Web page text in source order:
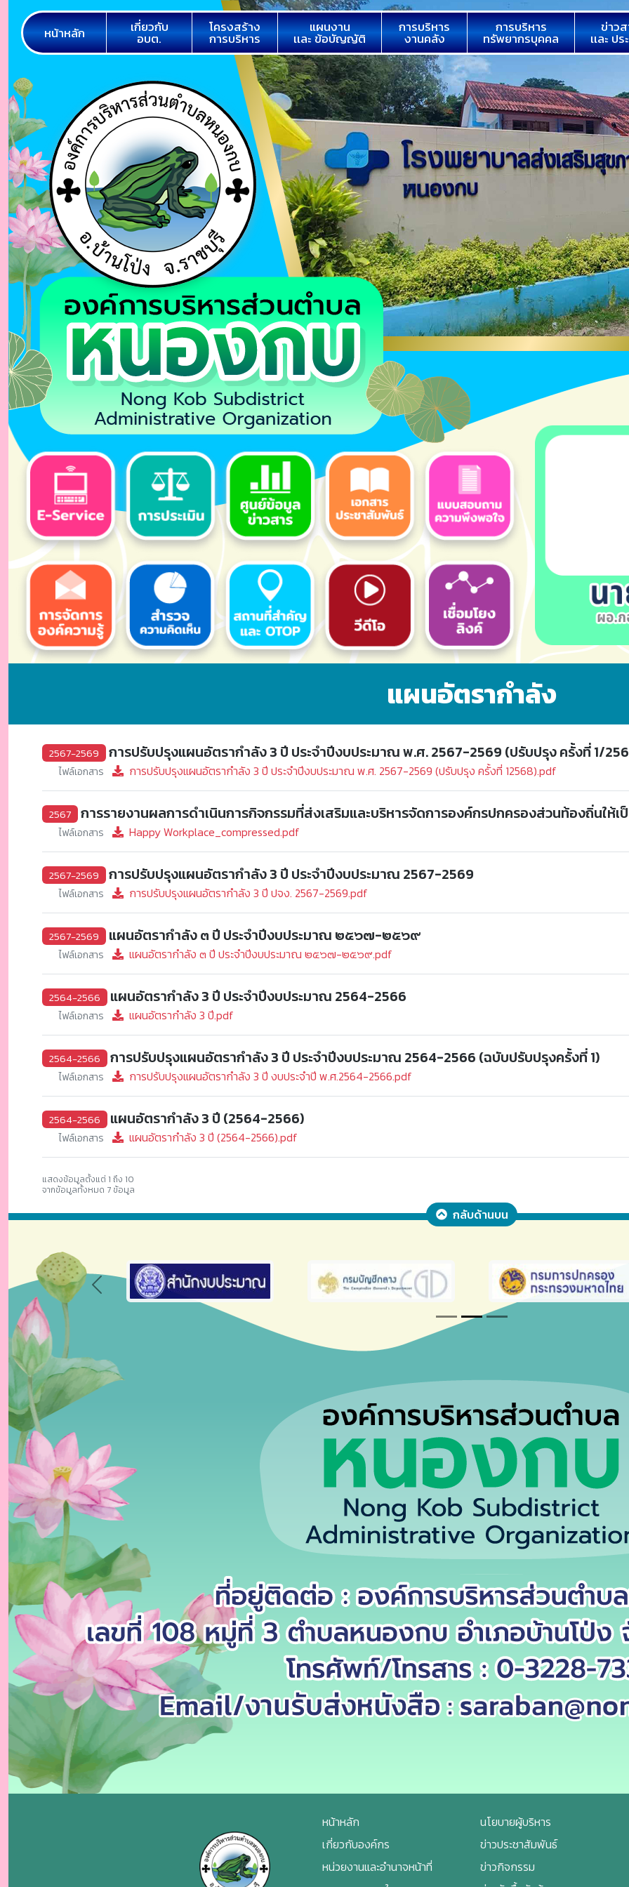
หน้าหลัก เกี่ยวกับ
อบต.
โครงสร้าง
การบริหาร
แผนงาน
เเละ ข้อบัญญัติ
การบริหาร
งานคลัง
การบริหาร
ทรัพยากรบุคคล
ข่าว
เเละ ป
แผนอัตรากำลัง
2567-2569 การปรับปรุงแผนอัตรากำลัง 3 ปี ประจำปีงบประมาณ พ.ศ. 2567-2569 (ปรับปรุง ครั้งที่ 1/
ไฟล์เอกสาร การปรับปรุงแผนอัตรากำลัง 3 ปี ประจำปีงบประมาณ พ.ศ. 2567-2569 (ปรับปรุง ครั้งที่ 12568).pdf
2567 การรายงานผลการดำเนินการกิจกรรมที่ส่งเสริมและบริหารจัดการองค์กรปกครองส่วนท้องถิ่นให้
ไฟล์เอกสาร Happy Workplace_compressed.pdf
2567-2569 การปรับปรุงแผนอัตรากำลัง 3 ปี ประจำปีงบประมาณ 2567-2569
ไฟล์เอกสาร การปรับปรุงแผนอัตรากำลัง 3 ปี ปจง. 2567-2569.pdf
2567-2569 แผนอัตรากำลัง ๓ ปี ประจำปีงบประมาณ ๒๕๖๗-๒๕๖๙
ไฟล์เอกสาร แผนอัตรากำลัง ๓ ปี ประจำปีงบประมาณ ๒๕๖๗-๒๕๖๙.pdf
2564-2566 แผนอัตรากำลัง 3 ปี ประจำปีงบประมาณ 2564-2566
ไฟล์เอกสาร แผนอัตรากำลัง 3 ปี.pdf
2564-2566 การปรับปรุงแผนอัตรากำลัง 3 ปี ประจำปีงบประมาณ 2564-2566 (ฉบับปรับปรุงครั้งที่ 1)
ไฟล์เอกสาร การปรับปรุงแผนอัตรากำลัง 3 ปี งบประจำปี พ.ศ.2564-2566.pdf
2564-2566 แผนอัตรากำลัง 3 ปี (2564-2566)
ไฟล์เอกสาร แผนอัตรากำลัง 3 ปี (2564-2566).pdf
แสดงข้อมูลตั้งแต่ 1 ถึง 10
จากข้อมูลทั้งหมด 7 ข้อมูล
กลับด้านบน
Previous
หน้าหลัก
เกี่ยวกับองค์กร
หน่วยงานและอำนาจหน้าที่
นโยบายผู้บริหาร
ข่าวประชาสัมพันธ์
ข่าวกิจกรรม